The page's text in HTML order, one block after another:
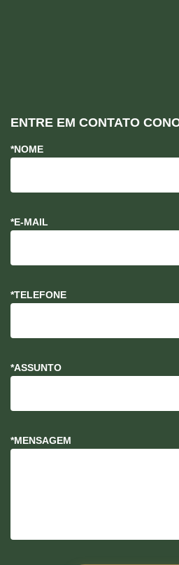
ENTRE EM CONTATO
*NOME
*E-MAIL
*TELEFONE
*ASSUNTO
*MENSAGEM